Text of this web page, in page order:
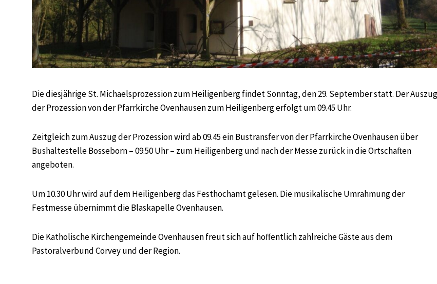
Die diesjährige St. Michaelsprozession zum Heiligenberg findet Sonntag, den 29. September statt. Der Auszug
der Prozession von der Pfarrkirche Ovenhausen zum Heiligenberg erfolgt um 09.45 Uhr.
Zeitgleich zum Auszug der Prozession wird ab 09.45 ein Bustransfer von der Pfarrkirche Ovenhausen über
Bushaltestelle Bosseborn – 09.50 Uhr – zum Heiligenberg und nach der Messe zurück in die Ortschaften
angeboten.
Um 10.30 Uhr wird auf dem Heiligenberg das Festhochamt gelesen. Die musikalische Umrahmung der
Festmesse übernimmt die Blaskapelle Ovenhausen.
Die Katholische Kirchengemeinde Ovenhausen freut sich auf hoffentlich zahlreiche Gäste aus dem
Pastoralverbund Corvey und der Region.